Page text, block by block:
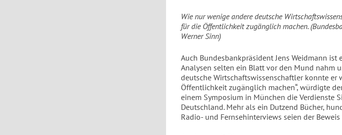
Wie nur wenige andere deutsche
für die Öffentlichkeit zugänglich machen.
Werner Sinn)
Auch Bundesbankpräsident Jens Weidmann ist
Analysen selten ein Blatt vor den Mund nahm
deutsche Wirtschaftswissenschaftler konnte
Öffentlichkeit zugänglich machen“, würdigte
einem Symposium in München die Verdienste
Deutschland. Mehr als ein Dutzend Bücher,
Radio- und Fernsehinterviews seien der